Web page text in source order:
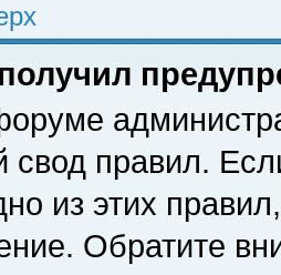
свод правил.
из этих
Обратите